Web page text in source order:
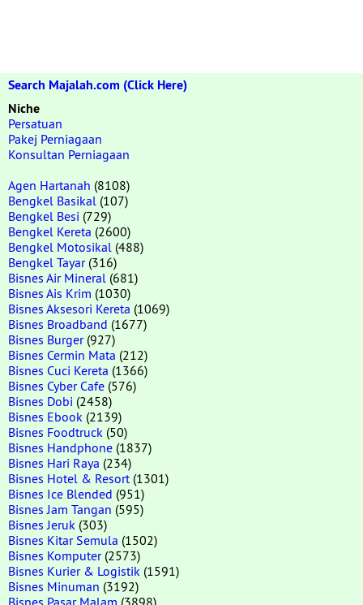
Search Majalah.com (Click Here)
Niche
Persatuan
Pakej Perniagaan
Konsultan Perniagaan
Agen Hartanah (8108)
Bengkel Basikal (107)
Bengkel Besi (729)
Bengkel Kereta (2600)
Bengkel Motosikal (488)
Bengkel Tayar(316)
Bisnes Air Mineral (681)
Bisnes Ais Krim (1030)
Bisnes Aksesori Kereta (1069)
Bisnes Broadband (1677)
Bisnes Burger(927)
Bisnes Cermin Mata (212)
Bisnes Cuci Kereta (1366)
Bisnes Cyber Cafe (576)
Bisnes Dobi (2458)
Bisnes Ebook (2139)
Bisnes Foodtruck (50)
Bisnes Handphone (1837)
Bisnes Hari Raya (234)
Bisnes Hotel & Resort (1301)
Bisnes Ice Blended (951)
Bisnes Jam Tangan (595)
Bisnes Jeruk (303)
Bisnes Kitar Semula (1502)
Bisnes Komputer(2573)
Bisnes Kurier & Logistik (1591)
Bisnes Minuman (3192)
Bisnes Pasar Malam (3898)